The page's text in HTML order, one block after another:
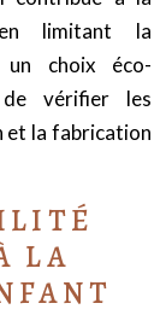
en limitant la
choix éco-
vérifier les
et la fabrication
LA